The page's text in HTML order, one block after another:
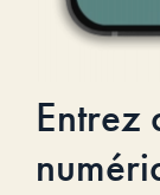
Entrez